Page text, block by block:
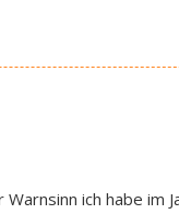
ich habe im